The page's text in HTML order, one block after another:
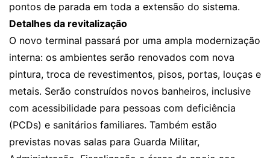
pontos de parada em toda a extensão do sistema.
Detalhes da revitalização
O novo terminal passará por uma ampla modernização
interna: os ambientes serão renovados com nova
pintura, troca de revestimentos, pisos, portas, louças e
metais. Serão construídos novos banheiros, inclusive
com acessibilidade para pessoas com deficiência
(PCDs) e sanitários familiares. Também estão
previstas novas salas para Guarda Militar,